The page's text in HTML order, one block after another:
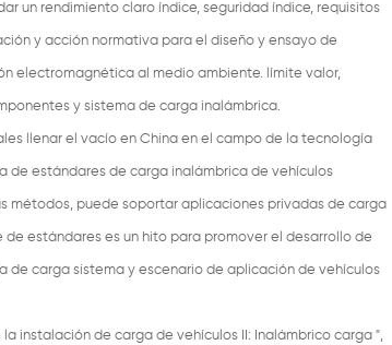
un rendimiento claro índice, seguridad índice, requisitos
y acción normativa para el diseño y ensayo de
electromagnética al medio ambiente. límite valor,
y sistema de carga inalámbrica.
llenar el vacío en China en el campo de la tecnología
de estándares de carga inalámbrica de vehículos
métodos, puede soportar aplicaciones privadas de carga
estándares es un hito para promover el desarrollo de
de carga sistema y escenario de aplicación de vehículos
instalación de carga de vehículos II: Inalámbrico carga ",